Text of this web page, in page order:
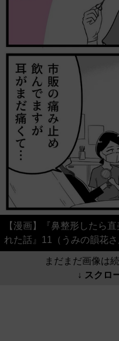
【漫画】『鼻整形したら
れた話』11（うみの韻花さ
まだまだ画像は
↓ スクロ